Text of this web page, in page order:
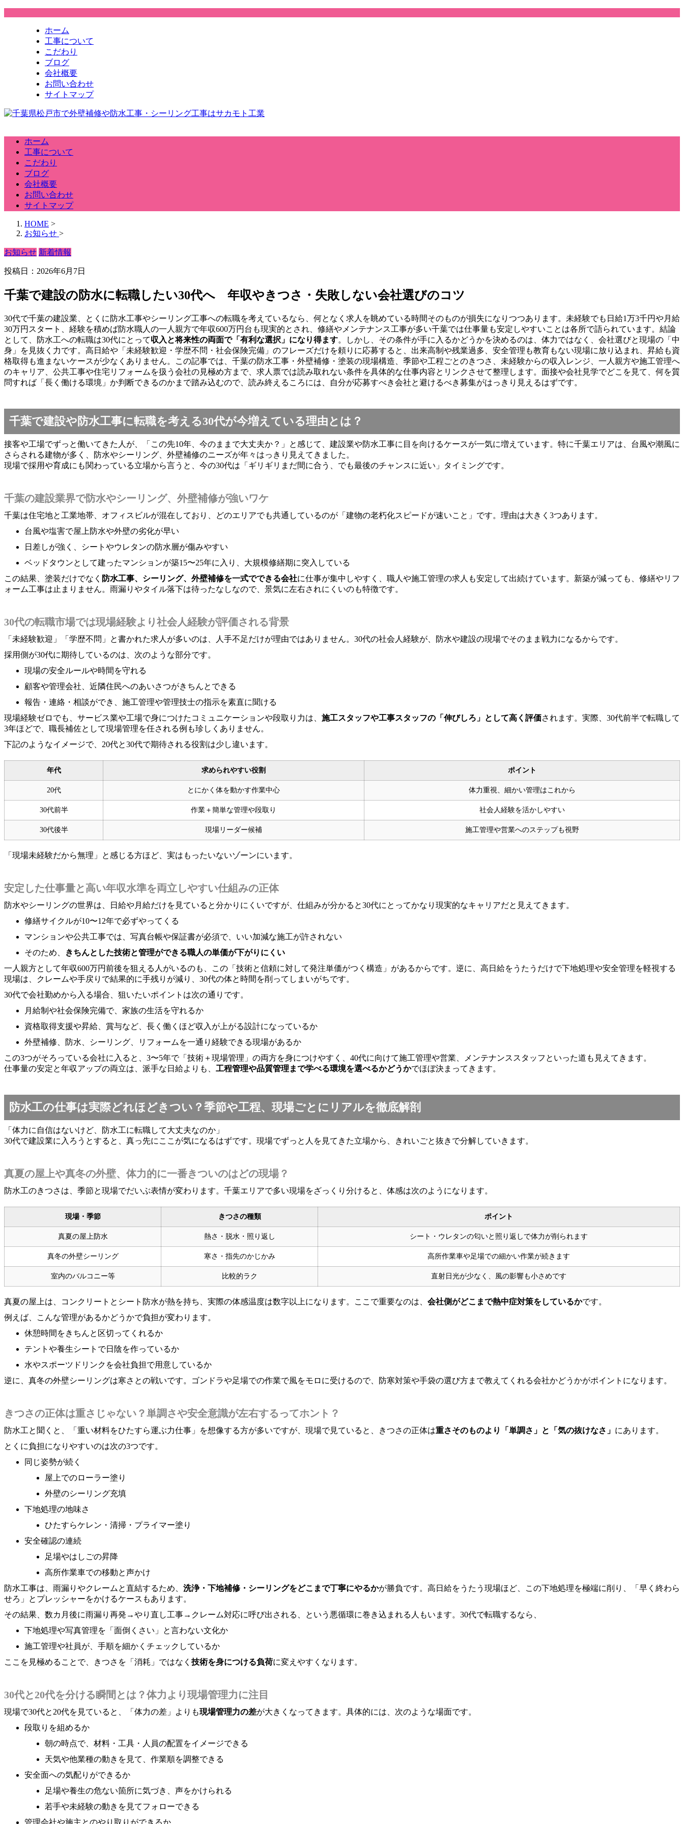
ホーム
工事について
こだわり
ブログ
会社概要
お問い合わせ
サイトマップ
ホーム
工事について
こだわり
ブログ
会社概要
お問い合わせ
サイトマップ
HOME >
お知らせ >
お知らせ 新着情報
投稿日：2026年6月7日
千葉で建設の防水に転職したい30代へ 年収やきつさ・失敗しない会社選びのコツ
30代で千葉の建設業、とくに防水工事やシーリング工事への転職を考えているなら、何となく求人を眺めている時間そのものが損失になりつつあります。未経験でも日給1万3千円や月給
30万円スタート、経験を積めば防水職人の一人親方で年収600万円台も現実的とされ、修繕やメンテナンス工事が多い千葉では仕事量も安定しやすいことは各所で語られています。結論
として、防水工への転職は30代にとって収入と将来性の両面で「有利な選択」になり得ます。しかし、その条件が手に入るかどうかを決めるのは、体力ではなく、会社選びと現場の「中
身」を見抜く力です。高日給や「未経験歓迎・学歴不問・社会保険完備」のフレーズだけを頼りに応募すると、出来高制や残業過多、安全管理も教育もない現場に放り込まれ、昇給も資
格取得も進まないケースが少なくありません。この記事では、千葉の防水工事・外壁補修・塗装の現場構造、季節や工程ごとのきつさ、未経験からの収入レンジ、一人親方や施工管理へ
のキャリア、公共工事や住宅リフォームを扱う会社の見極め方まで、求人票では読み取れない条件を具体的な仕事内容とリンクさせて整理します。面接や会社見学でどこを見て、何を質
問すれば「長く働ける環境」か判断できるのかまで踏み込むので、読み終えるころには、自分が応募すべき会社と避けるべき募集がはっきり見えるはずです。
千葉で建設や防水工事に転職を考える30代が今増えている理由とは？
接客や工場でずっと働いてきた人が、「この先10年、今のままで大丈夫か？」と感じて、建設業や防水工事に目を向けるケースが一気に増えています。特に千葉エリアは、台風や潮風に
さらされる建物が多く、防水やシーリング、外壁補修のニーズが年々はっきり見えてきました。
現場で採用や育成にも関わっている立場から言うと、今の30代は「ギリギリまだ間に合う、でも最後のチャンスに近い」タイミングです。
千葉の建設業界で防水やシーリング、外壁補修が強いワケ
千葉は住宅地と工業地帯、オフィスビルが混在しており、どのエリアでも共通しているのが「建物の老朽化スピードが速いこと」です。理由は大きく3つあります。
台風や塩害で屋上防水や外壁の劣化が早い
日差しが強く、シートやウレタンの防水層が傷みやすい
ベッドタウンとして建ったマンションが築15〜25年に入り、大規模修繕期に突入している
この結果、塗装だけでなく 防水工事、シーリング、外壁補修を一式でできる会社に仕事が集中しやすく、職人や施工管理の求人も安定して出続けています。新築が減っても、修繕やリフ
ォーム工事は止まりません。雨漏りやタイル落下は待ったなしなので、景気に左右されにくいのも特徴です。
30代の転職市場では現場経験より社会人経験が評価される背景
「未経験歓迎」「学歴不問」と書かれた求人が多いのは、人手不足だけが理由ではありません。30代の社会人経験が、防水や建設の現場でそのまま戦力になるからです。
採用側が30代に期待しているのは、次のような部分です。
現場の安全ルールや時間を守れる
顧客や管理会社、近隣住民へのあいさつがきちんとできる
報告・連絡・相談ができ、施工管理や管理技士の指示を素直に聞ける
現場経験ゼロでも、サービス業や工場で身につけたコミュニケーションや段取り力は、 施工スタッフや工事スタッフの「伸びしろ」として高く評価されます。実際、30代前半で転職して
3年ほどで、職長補佐として現場管理を任される例も珍しくありません。
下記のようなイメージで、20代と30代で期待される役割は少し違います。
年代 求められやすい役割 ポイント
20代 とにかく体を動かす作業中心 体力重視、細かい管理はこれから
30代前半 作業＋簡単な管理や段取り 社会人経験を活かしやすい
30代後半 現場リーダー候補 施工管理や営業へのステップも視野
「現場未経験だから無理」と感じる方ほど、実はもったいないゾーンにいます。
安定した仕事量と高い年収水準を両立しやすい仕組みの正体
防水やシーリングの世界は、日給や月給だけを見ていると分かりにくいですが、仕組みが分かると30代にとってかなり現実的なキャリアだと見えてきます。
修繕サイクルが10〜12年で必ずやってくる
マンションや公共工事では、写真台帳や保証書が必須で、いい加減な施工が許されない
そのため、
きちんとした技術と管理ができる職人の単価が下がりにくい
一人親方として年収600万円前後を狙える人がいるのも、この「技術と信頼に対して発注単価がつく構造」があるからです。逆に、高日給をうたうだけで下地処理や安全管理を軽視する
現場は、クレームや手戻りで結果的に手残りが減り、30代の体と時間を削ってしまいがちです。
30代で会社勤めから入る場合、狙いたいポイントは次の通りです。
月給制や社会保険完備で、家族の生活を守れるか
資格取得支援や昇給、賞与など、長く働くほど収入が上がる設計になっているか
外壁補修、防水、シーリング、リフォームを一通り経験できる現場があるか
この3つがそろっている会社に入ると、3〜5年で「技術＋現場管理」の両方を身につけやすく、40代に向けて施工管理や営業、メンテナンススタッフといった道も見えてきます。
仕事量の安定と年収アップの両立は、派手な日給よりも、 工程管理や品質管理まで学べる環境を選べるかどうかでほぼ決まってきます。
防水工の仕事は実際どれほどきつい？季節や工程、現場ごとにリアルを徹底解剖
「体力に自信はないけど、防水工に転職して大丈夫なのか」
30代で建設業に入ろうとすると、真っ先にここが気になるはずです。現場でずっと人を見てきた立場から、きれいごと抜きで分解していきます。
真夏の屋上や真冬の外壁、体力的に一番きついのはどの現場？
防水工のきつさは、季節と現場でだいぶ表情が変わります。千葉エリアで多い現場をざっくり分けると、体感は次のようになります。
現場・季節 きつさの種類 ポイント
真夏の屋上防水 熱さ・脱水・照り返し シート・ウレタンの匂いと照り返しで体力が削られます
真冬の外壁シーリング 寒さ・指先のかじかみ 高所作業車や足場での細かい作業が続きます
室内のバルコニー等 比較的ラク 直射日光が少なく、風の影響も小さめです
真夏の屋上は、コンクリートとシート防水が熱を持ち、実際の体感温度は数字以上になります。ここで重要なのは、 会社側がどこまで熱中症対策をしているかです。
例えば、こんな管理があるかどうかで負担が変わります。
休憩時間をきちんと区切ってくれるか
テントや養生シートで日陰を作っているか
水やスポーツドリンクを会社負担で用意しているか
逆に、真冬の外壁シーリングは寒さとの戦いです。ゴンドラや足場での作業で風をモロに受けるので、防寒対策や手袋の選び方まで教えてくれる会社かどうかがポイントになります。
きつさの正体は重さじゃない？単調さや安全意識が左右するってホント？
防水工と聞くと、「重い材料をひたすら運ぶ力仕事」を想像する方が多いですが、現場で見ていると、きつさの正体は重さそのものより「単調さ」と「気の抜けなさ」 にあります。
とくに負担になりやすいのは次の3つです。
同じ姿勢が続く
屋上でのローラー塗り
外壁のシーリング充填
下地処理の地味さ
ひたすらケレン・清掃・プライマー塗り
安全確認の連続
足場やはしごの昇降
高所作業車での移動と声かけ
防水工事は、雨漏りやクレームと直結するため、 洗浄・下地補修・シーリングをどこまで丁寧にやるかが勝負です。高日給をうたう現場ほど、この下地処理を極端に削り、「早く終わら
せろ」とプレッシャーをかけるケースもあります。
その結果、数カ月後に雨漏り再発→やり直し工事→クレーム対応に呼び出される、という悪循環に巻き込まれる人もいます。30代で転職するなら、
下地処理や写真管理を「面倒くさい」と言わない文化か
施工管理や社員が、手順を細かくチェックしているか
ここを見極めることで、きつさを「消耗」ではなく 技術を身につける負荷に変えやすくなります。
30代と20代を分ける瞬間とは？体力より現場管理力に注目
現場で30代と20代を見ていると、「体力の差」よりも現場管理力の差が大きくなってきます。具体的には、次のような場面です。
段取りを組めるか
朝の時点で、材料・工具・人員の配置をイメージできる
天気や他業種の動きを見て、作業順を調整できる
安全面への気配りができるか
足場や養生の危ない箇所に気づき、声をかけられる
若手や未経験の動きを見てフォローできる
管理会社や施主とのやり取りができるか